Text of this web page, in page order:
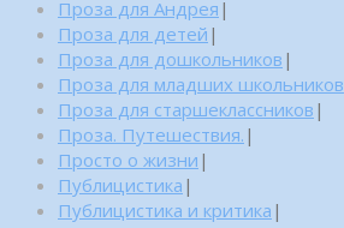
Проза для Андрея |
Проза для детей |
Проза для дошкольников |
Проза для младших школьников
Проза для старшеклассников |
Проза. Путешествия. |
Просто о жизни |
Публицистика |
Публицистика и критика |